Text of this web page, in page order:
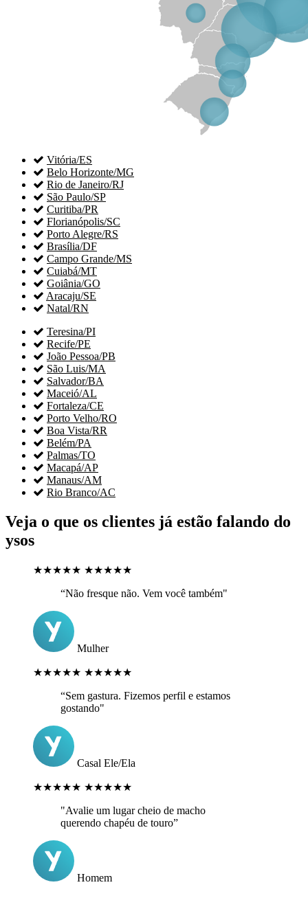
 Vitória/ES
 Belo Horizonte/MG
 Rio de Janeiro/RJ
 São Paulo/SP
 Curitiba/PR
 Florianópolis/SC
 Porto Alegre/RS
 Brasília/DF
 Campo Grande/MS
 Cuiabá/MT
 Goiânia/GO
 Aracaju/SE
 Natal/RN
 Teresina/PI
 Recife/PE
 João Pessoa/PB
 São Luis/MA
 Salvador/BA
 Maceió/AL
 Fortaleza/CE
 Porto Velho/RO
 Boa Vista/RR
 Belém/PA
 Palmas/TO
 Macapá/AP
 Manaus/AM
 Rio Branco/AC
Veja o que os clientes já estão falando do
ysos
★★★★★ ★★★★★
“Não fresque não. Vem você também"
Mulher
★★★★★ ★★★★★
“Sem gastura. Fizemos perfil e estamos
gostando"
Casal Ele/Ela
★★★★★ ★★★★★
"Avalie um lugar cheio de macho
querendo chapéu de touro”
Homem